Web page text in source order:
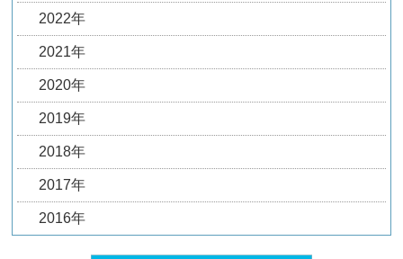
2022年
2021年
2020年
2019年
2018年
2017年
2016年